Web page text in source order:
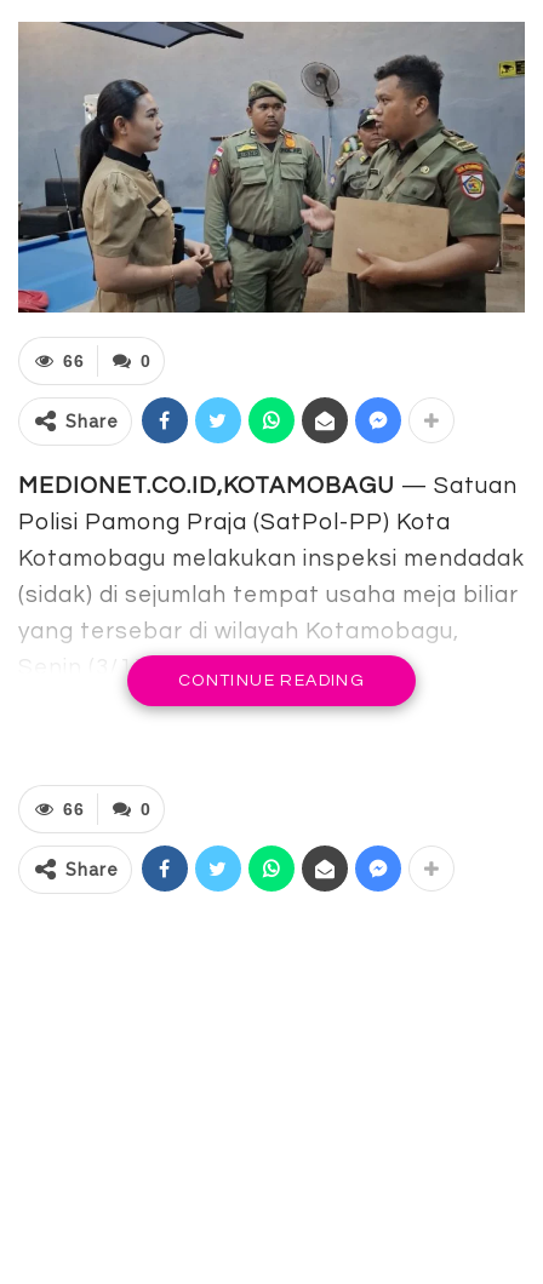
0
66
Share
MEDIONET.CO.ID,KOTAMOBAGU — Satuan
Polisi Pamong Praja (SatPol-PP) Kota
Kotamobagu melakukan inspeksi mendadak
(sidak) di sejumlah tempat usaha meja biliar
yang tersebar di wilayah Kotamobagu,
Senin (3/11/2025).
penjualan minuman beralkohol serta
aktivitas sejumlah pelajar yang kerap
nongkrong di lokasi tersebut saat jam
CONTINUE READING
0
66
Share